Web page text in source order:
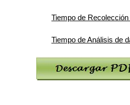
Tiempo de
Tiempo de Análisis de